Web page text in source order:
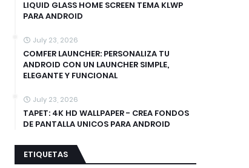
LIQUID GLASS HOME SCREEN TEMA KLWP
PARA ANDROID
July 23, 2026
COMFER LAUNCHER: PERSONALIZA TU
ANDROID CON UN LAUNCHER SIMPLE,
ELEGANTE Y FUNCIONAL
July 23, 2026
TAPET: 4K HD WALLPAPER - CREA FONDOS
DE PANTALLA UNICOS PARA ANDROID
ETIQUETAS